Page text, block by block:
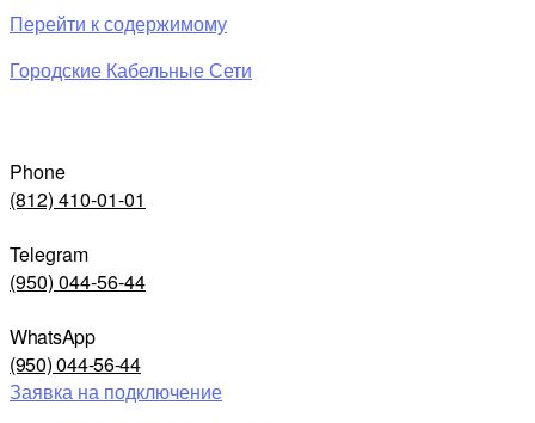
Перейти к содержимому
Городские Кабельные Сети
Phone
(812) 410-01-01
Telegram
(950) 044-56-44
WhatsApp
(950) 044-56-44
Заявка на подключение